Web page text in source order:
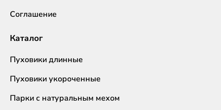
Соглашение
Каталог
Пуховики длинные
Пуховики укороченные
Парки с натуральным мехом